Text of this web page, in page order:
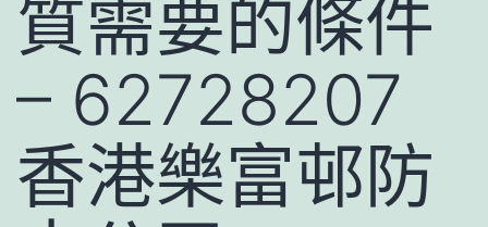
質需要的條件
– 62728207
香港樂富邨防